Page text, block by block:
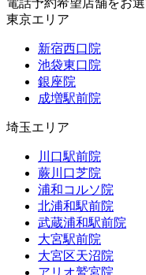
電話予約希望店舗をお
東京エリア
新宿西口院
池袋東口院
銀座院
成増駅前院
埼玉エリア
川口駅前院
蕨川口芝院
浦和コルソ院
北浦和駅前院
武蔵浦和駅前院
大宮駅前院
大宮区天沼院
アリオ鷲宮院